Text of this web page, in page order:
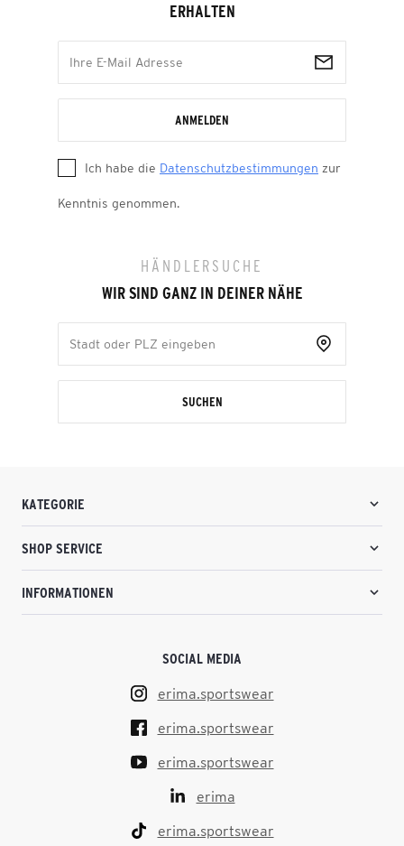
ERHALTEN
ANMELDEN
Ich habe die Datenschutzbestimmungen zur
Kenntnis genommen.
HÄNDLERSUCHE
WIR SIND GANZ IN DEINER NÄHE
SUCHEN
KATEGORIE
SHOP SERVICE
INFORMATIONEN
SOCIAL MEDIA
erima.sportswear
erima.sportswear
erima.sportswear
erima
erima.sportswear